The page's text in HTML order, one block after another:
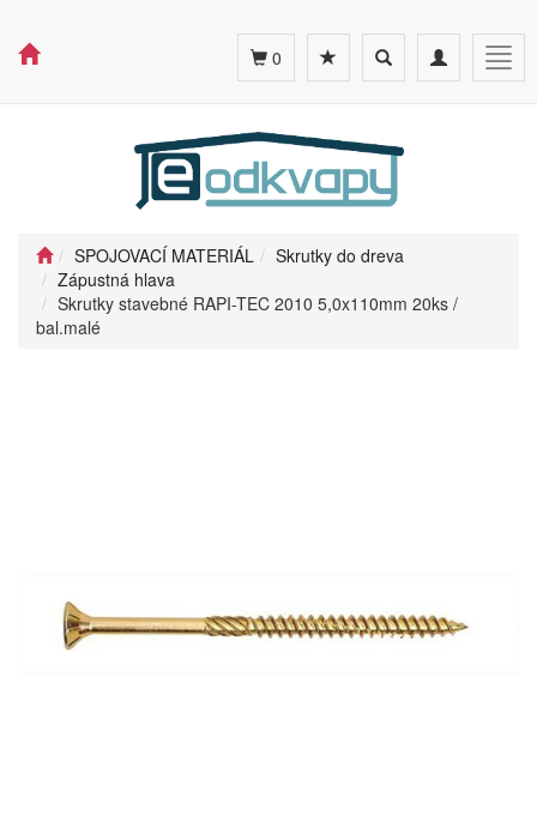
Toggle
navigation
Toggle
search
0
SPOJOVACÍ MATERIÁL
Skrutky do dreva
Zápustná hlava
Skrutky stavebné RAPI-TEC 2010 5,0x110mm 20ks /
bal.malé